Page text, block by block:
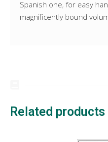
Spanish one, for easy
magnificently bound
Related products